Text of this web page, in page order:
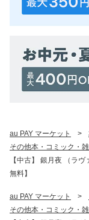
au PAY マーケット >
その他本・コミック・
【中古】 銀月夜 （ラ
無料】
au PAY マーケット >
その他本・コミック・